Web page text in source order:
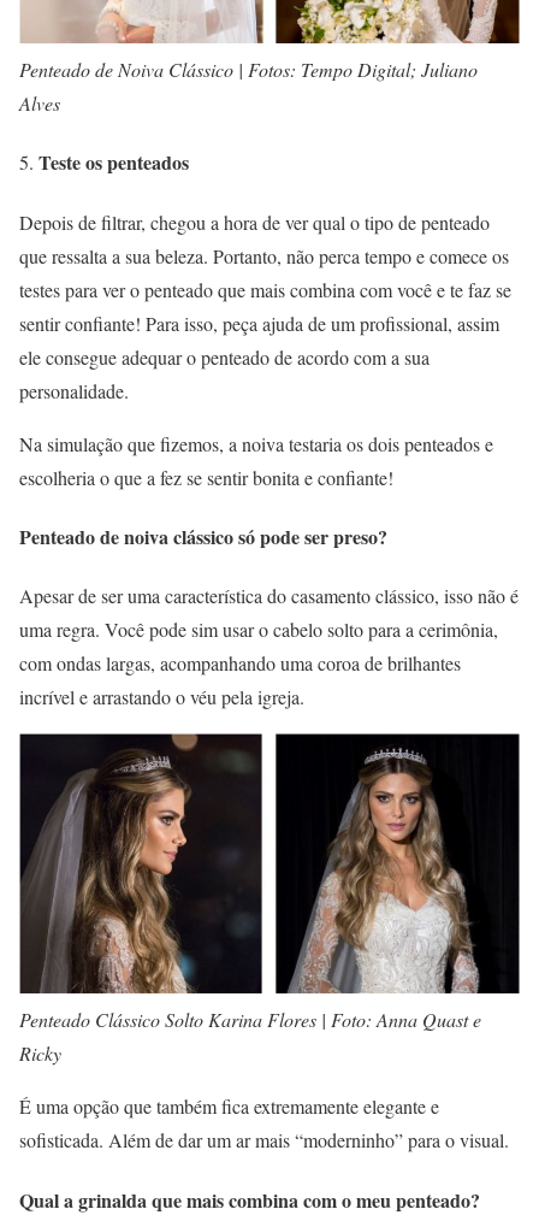
Penteado de Noiva Clássico | Fotos: Tempo Digital; Juliano
Alves
Teste os penteados
Depois de filtrar, chegou a hora de ver qual o tipo de penteado
que ressalta a sua beleza. Portanto, não perca tempo e comece os
testes para ver o penteado que mais combina com você e te faz se
sentir confiante! Para isso, peça ajuda de um profissional, assim
ele consegue adequar o penteado de acordo com a sua
personalidade.
Na simulação que fizemos, a noiva testaria os dois penteados e
escolheria o que a fez se sentir bonita e confiante!
Penteado de noiva clássico só pode ser preso?
Apesar de ser uma característica do casamento clássico, isso não é
uma regra. Você pode sim usar o cabelo solto para a cerimônia,
com ondas largas, acompanhando uma coroa de brilhantes
incrível e arrastando o véu pela igreja.
Penteado Clássico Solto Karina Flores | Foto: Anna Quast e
Ricky
É uma opção que também fica extremamente elegante e
sofisticada. Além de dar um ar mais “moderninho” para o visual.
Qual a grinalda que mais combina com o meu penteado?